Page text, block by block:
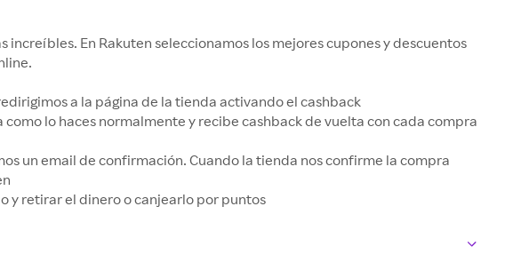
increíbles. En Rakuten seleccionamos los mejores cupones y descuentos
a la página de la tienda activando el cashback
lo haces normalmente y recibe cashback de vuelta con cada compra
un email de confirmación. Cuando la tienda nos confirme la compra
y retirar el dinero o canjearlo por puntos